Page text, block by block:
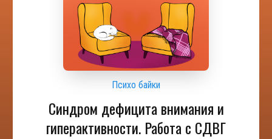
Психо байки
Синдром дефицита внимания и
гиперактивности. Работа с СДВГ